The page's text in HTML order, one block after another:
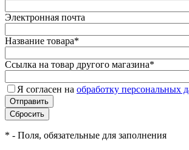
Электронная почта
Название товара*
Ссылка на товар другого магазина*
Я согласен на обработку персональных
* - Поля, обязательные для заполнения